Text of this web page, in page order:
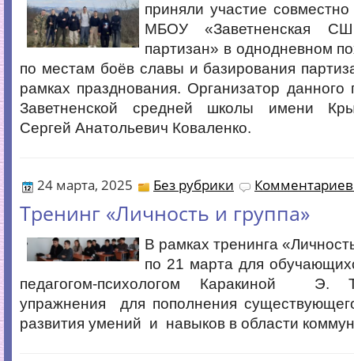
приняли участие
МБОУ «Заветненская
партизан» в однодневном
по местам боёв славы и базирования
рамках празднования. Организатор данного
Заветненской средней школы имени
Сергей Анатольевич Коваленко.
24 марта, 2025 Без рубрики Комментариев
Тренинг «Личность и группа»
В рамках тренинга
по 21 марта для
педагогом-психологом Каракиной
упражнения для пополнения
развития умений и навыков в области